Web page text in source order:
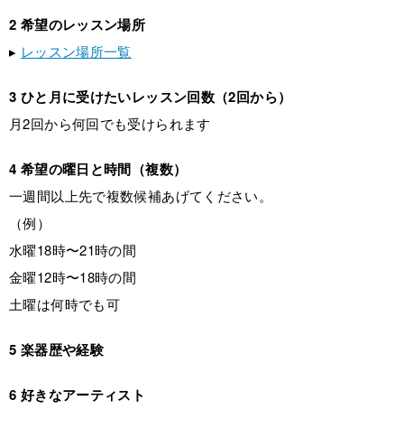
2 希望のレッスン場所
▸ レッスン場所一覧
3 ひと月に受けたいレッスン回数（2回から）
月2回から何回でも受けられます
4 希望の曜日と時間（複数）
一週間以上先で複数候補あげてください。
（例）
水曜18時〜21時の間
金曜12時〜18時の間
土曜は何時でも可
5 楽器歴や経験
6 好きなアーティスト